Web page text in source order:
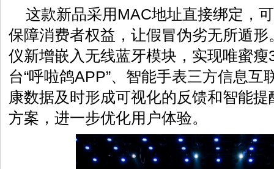
这款新品采用MAC地址直接绑定，
保障消费者权益，让假冒伪劣无所遁
仪新增嵌入无线蓝牙模块，实现唯蜜
台“呼啦鸽APP”、智能手表三方信息互
康数据及时形成可视化的反馈和智能
方案，进一步优化用户体验。